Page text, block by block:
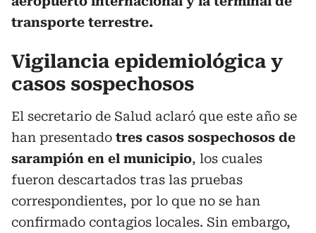
transporte terrestre.
Vigilancia epidemiológica y
casos sospechosos
El secretario de Salud aclaró que este año se
han presentado tres casos sospechosos de
sarampión en el municipio, los cuales
fueron descartados tras las pruebas
correspondientes, por lo que no se han
confirmado contagios locales. Sin embargo,